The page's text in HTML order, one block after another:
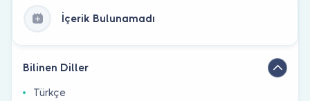
İçerik Bulunamadı
Bilinen Diller
Türkçe